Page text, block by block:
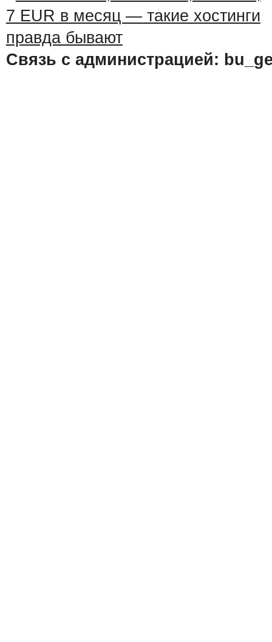
Связь с администрацией: